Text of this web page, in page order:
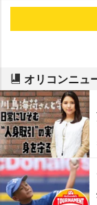
オリコンニュ